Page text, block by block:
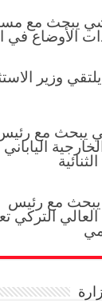
يبحث مع
الأوضاع في
وزير
يبحث مع
الياباني
مع رئيس
التركي